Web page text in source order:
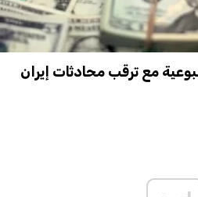
Legal
Privacy Policy
Terms Of Use
Cookies Policy
مع ترقب محادثات إيران